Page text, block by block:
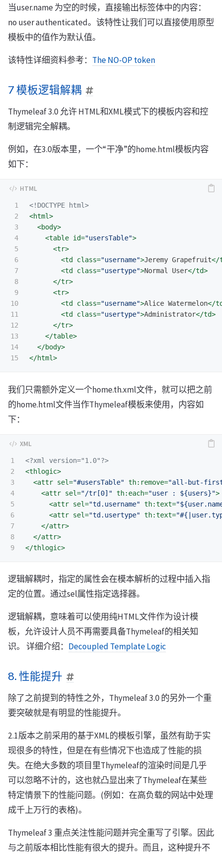
当user.name 为空的时候，直接输出标签体中的内容：
no user authenticated。该特性让我们可以直接使用原型
模板中的值作为默认值。
该特性详细资料参考： The NO-OP token
7 模板逻辑解耦
Thymeleaf 3.0 允许 HTML和XML模式下的模板内容和控
制逻辑完全解耦。
例如，在3.0版本里，一个“干净”的home.html模板内容
如下：
1
2
3
4
5
6
7
8
9
10
11
12
13
14
<!DOCTYPE html>
<html>
<body>
<table id="usersTable">
<tr>
<td
class="username">Jeremy Grapefruit</
<td
class="usertype">Normal User</td>
</tr>
<tr>
<td
class="username">Alice Watermelon</
<td
class="usertype">Administrator</td>
</tr>
</table>
</body>
</html>
我们只需额外定义一个home.th.xml文件，就可以把之前
的home.html文件当作Thymeleaf模板来使用，内容如
下：
1
2
3
4
5
6
7
8
<?xml version="1.0"?>
<thlogic>
<attr sel="#usersTable" th:remove="all-but-
<attr sel="/tr[0]" th:each="user : ${users}">
<attr sel="td.username" th:text=
<attr sel="td.usertype" th:text=
</attr>
</attr>
</thlogic>
逻辑解耦时，指定的属性会在模本解析的过程中插入指
定的位置。通过sel属性指定选择器。
逻辑解耦，意味着可以使用纯HTML文件作为设计模
板，允许设计人员不再需要具备Thymeleaf的相关知
识。 详细介绍： Decoupled Template Logic
8. 性能提升
除了之前提到的特性之外，Thymeleaf 3.0 的另外一个重
要突破就是有明显的性能提升。
2.1版本之前采用的基于XML的模板引擎，虽然有助于实
现很多的特性，但是在有些情况下也造成了性能的损
失。在绝大多数的项目里Thymeleaf的渲染时间是几乎
可以忽略不计的，这也就凸显出来了Thymeleaf在某些
特定情景下的性能问题。(例如：在高负载的网站中处理
成千上万行的表格)。
Thymeleaf 3 重点关注性能问题并完全重写了引擎。因此
与之前版本相比性能有很大的提升。而且，这种提升不